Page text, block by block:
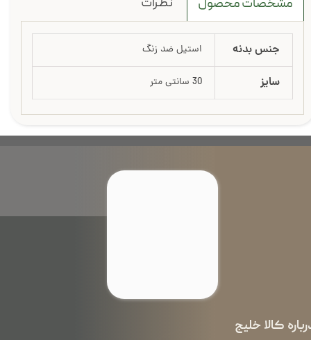
مشخصات محصول نظرات
جنس بدنه استیل ضد زنگ
سایز 30 سانتی متر
کالا خلیج